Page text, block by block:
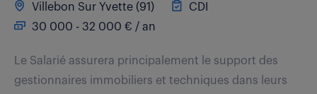
Villebon Sur Yvette (91)
CDI
30 000 - 32 000 € / an
Le Salarié assurera principalement le support des
gestionnaires immobiliers et techniques dans leurs